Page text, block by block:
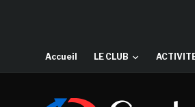
Accueil LE CLUB